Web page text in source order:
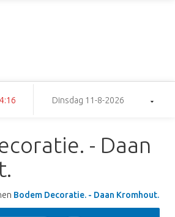
Dinsdag 11-8-2026
- Daan
Bodem Decoratie. - Daan Kromhout.